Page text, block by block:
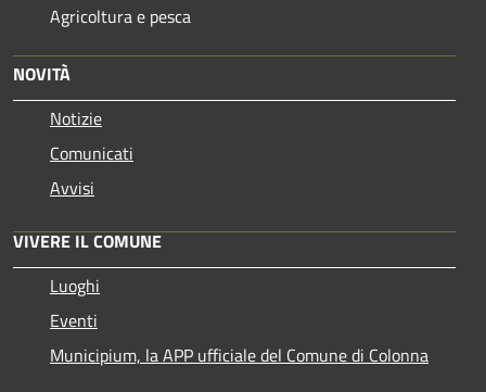
Agricoltura e pesca
NOVITÀ
Notizie
Comunicati
Avvisi
VIVERE IL COMUNE
Luoghi
Eventi
Municipium, la APP ufficiale del Comune di Colonna